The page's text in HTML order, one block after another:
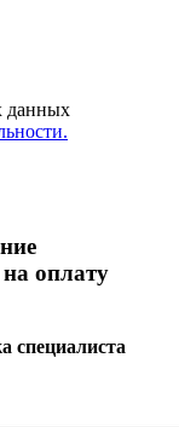
данных
оплату
специалиста